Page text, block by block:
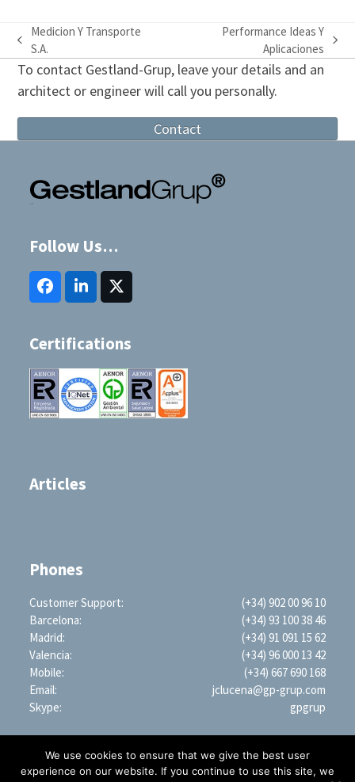
previous
post:
Medicion Y Transporte
S.A.
post:
Performance Ideas Y
Aplicaciones
To contact Gestland-Grup, leave your details and an
architect or engineer will call you personally.
Contact
Follow Us…
FacebookLinkedInTwitter
(deprecated)
Certifications
Articles
Phones
Customer Support:
(+34) 902 00 96 10
Barcelona:
(+34) 93 100 38 46
Madrid:
(+34) 91 091 15 62
Valencia:
(+34) 96 000 13 42
Mobile:
(+34) 667 690 168
Email:
jclucena@gp-grup.com
Skype:
gpgrup
We use cookies to ensure that we give the best user
experience on our website. If you continue to use this site, we